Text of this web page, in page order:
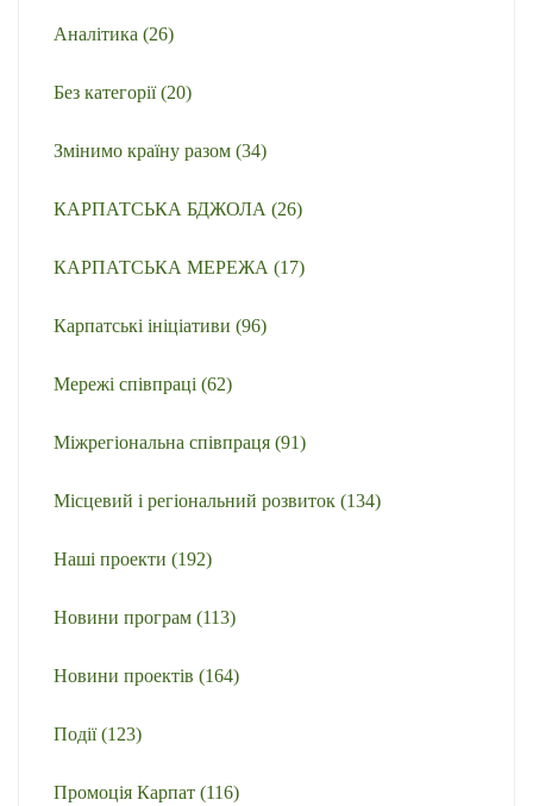
Аналітика (26)
Без категорії(20)
Змінимо країну разом (34)
КАРПАТСЬКА БДЖОЛА (26)
КАРПАТСЬКА МЕРЕЖА (17)
Карпатські ініціативи (96)
Мережі співпраці (62)
Міжрегіональна співпраця (91)
Місцевий і регіональний розвиток (134)
Наші проекти (192)
Новини програм (113)
Новини проектів (164)
Події(123)
Промоція Карпат (116)